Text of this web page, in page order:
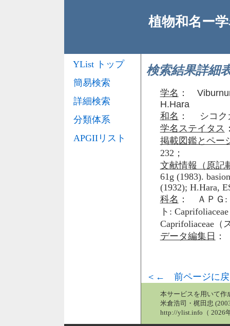
植物和名ー
検索結果詳細
学名 ：
H.Hara
和名 ： シコク
学名ステイタス
掲載図鑑とペー
232；
文献情報（原記
61g (1983).
(1932); H.Hara,
科名 ： ＡＰＧ:
ト:
Caprifoliaceae（
データ編集日
＜← 前ページに戻
YList トップ
簡易検索
詳細検索
分類体系
APGIIリスト
本サービスを用いて作
米倉浩司・梶田忠
http://ylist.info（ 2026